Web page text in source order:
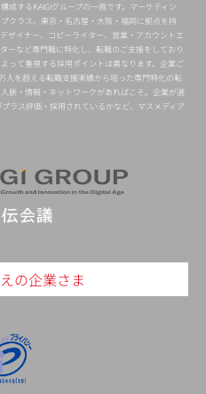
成するKAIGIグループの一員です。マーケティン
クラス。東京・名古屋・大阪・福岡に拠点を持
ザイナー、コピーライター、営業・アカウントエ
ーなど専門職に特化し、転職のご支援をしており
って重視する採用ポイントは異なります。企業ご
人を超える転職支援実績から培った専門特化の転
脈・情報・ネットワークがあればこそ。企業が選
ラス評価・採用されているかなど、マスメディア
の企業さま